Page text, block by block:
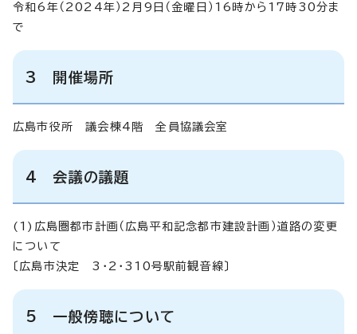
令和6年（2024年）2月9日（金曜日）16時から17時30分ま
で
3 開催場所
広島市役所 議会棟4階 全員協議会室
4 会議の議題
(1)広島圏都市計画（広島平和記念都市建設計画）道路の変更
について
〔広島市決定 3・2・310号駅前観音線〕
5 一般傍聴について